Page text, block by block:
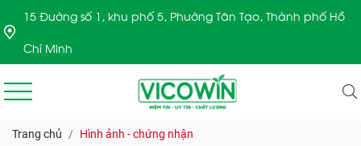
15 Đường số 1, khu phố 5, Phường Tân Tạo, Thành phố Hồ
Chí Minh
Trang chủ Hình ảnh - chứng nhận